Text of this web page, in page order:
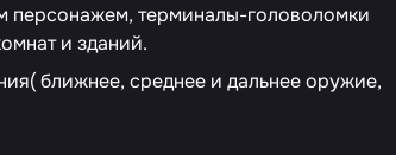
персонажем, терминалы-головоломки
и зданий.
ближнее, среднее и дальнее оружие,